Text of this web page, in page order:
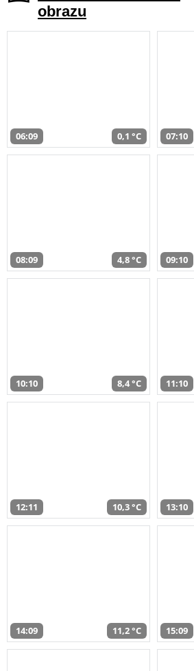
obrazu
06:09 0,1 °C 07:10
08:09 4,8 °C 09:10
10:10 8,4 °C 11:10
12:11 10,3 °C 13:10
14:09 11,2 °C 15:09